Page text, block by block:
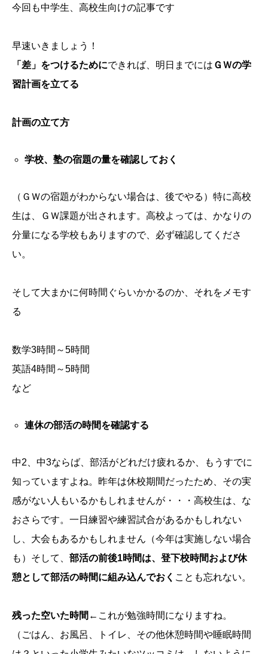
今回も中学生、高校生向けの記事です
早速いきましょう！
「差」をつけるためにできれば、明日までには ＧＷの学
習計画を立てる
計画の立て方
学校、塾の宿題の量を確認しておく
（ＧＷの宿題がわからない場合は、後でやる）特に高校
生は、ＧＷ課題が出されます。高校よっては、かなりの
分量になる学校もありますので、必ず確認してくださ
い。
そして大まかに何時間ぐらいかかるのか、それをメモす
る
数学3時間～5時間
英語4時間～5時間
など
連休の部活の時間を確認する
中2、中3ならば、部活がどれだけ疲れるか、もうすでに
知っていますよね。昨年は休校期間だったため、その実
感がない人もいるかもしれませんが・・・高校生は、な
おさらです。一日練習や練習試合があるかもしれない
し、大会もあるかもしれません（今年は実施しない場合
も）そして、 部活の前後1時間は、登下校時間および休
憩として部活の時間に組み込んでおく ことも忘れない。
残った空いた時間 ←これが勉強時間になりますね。
（ごはん、お風呂、トイレ、その他休憩時間や睡眠時間